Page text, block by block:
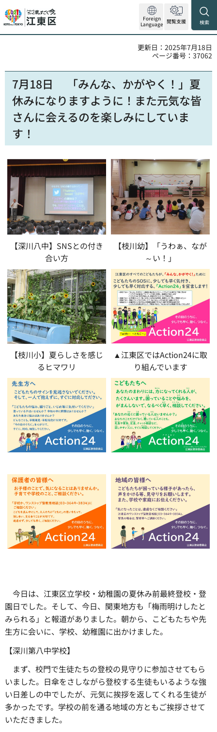
Foreign
Language 閲覧支援 検索
更新日：2025年7月18日
ページ番号：37062
7月18日 「みんな、かがやく！」夏
休みになりますように！また元気な皆
さんに会えるのを楽しみにしていま
す！
【深川八中】SNSとの付き
合い方
【枝川幼】「うわぁ、なが
～い！」
【枝川小】夏らしさを感じ
るヒマワリ
▲江東区ではAction24に取
り組んでいます
今日は、江東区立学校・幼稚園の夏休み前最終登校・登
園日でした。そして、今日、関東地方も「梅雨明けしたと
みられる」と報道がありました。朝から、こどもたちや先
生方に会いに、学校、幼稚園に出かけました。
【深川第八中学校】
まず、校門で生徒たちの登校の見守りに参加させてもら
いました。日傘をさしながら登校する生徒もいるような強
い日差しの中でしたが、元気に挨拶を返してくれる生徒が
多かったです。学校の前を通る地域の方ともご挨拶させて
いただきました。